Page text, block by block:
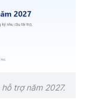
English
trợ năm 2027.